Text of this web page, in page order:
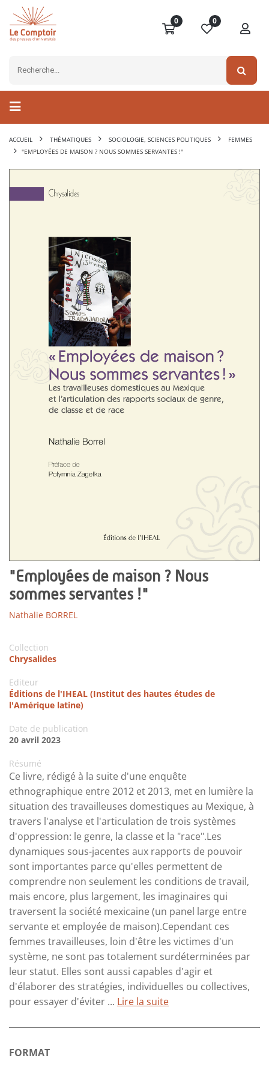
0 0
ACCUEIL THÉMATIQUES SOCIOLOGIE, SCIENCES POLITIQUES
FEMMES
"EMPLOYÉES DE MAISON ? NOUS SOMMES SERVANTES !"
"Employées de maison ? Nous
sommes servantes !"
Nathalie BORREL
Collection
Chrysalides
Editeur
Éditions de l'IHEAL (Institut des hautes études de
l'Amérique latine)
Date de publication
20 avril 2023
Résumé
Ce livre, rédigé à la suite d'une enquête
ethnographique entre 2012 et 2013, met en lumière la
situation des travailleuses domestiques au Mexique, à
travers l'analyse et l'articulation de trois systèmes
d'oppression: le genre, la classe et la "race".Les
dynamiques sous-jacentes aux rapports de pouvoir
sont importantes parce qu'elles permettent de
comprendre non seulement les conditions de travail,
mais encore, plus largement, les imaginaires qui
traversent la société mexicaine (un panel large entre
servante et employée de maison).Cependant ces
femmes travailleuses, loin d'être les victimes d'un
système, ne sont pas totalement surdéterminées par
leur statut. Elles sont aussi capables d'agir et
d'élaborer des stratégies, individuelles ou collectives,
pour essayer d'éviter ... Lire la suite
FORMAT